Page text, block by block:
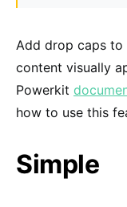
Add drop caps to
content visually
Powerkit
how to use this
Simple